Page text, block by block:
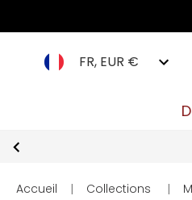
FR, EUR €
Accueil | Collections |